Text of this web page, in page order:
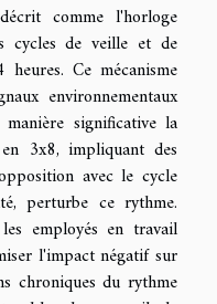
comme l'horloge
cycles de veille et de
Ce mécanisme
environnementaux
significative la
3x8, impliquant des
avec le cycle
perturbe ce rythme.
employés en travail
l'impact négatif sur
chroniques du rythme